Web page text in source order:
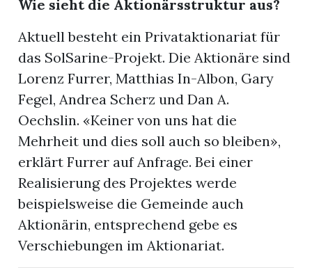
Wie sieht die Aktionärsstruktur aus?
Aktuell besteht ein Privataktionariat für
das SolSarine-Projekt. Die Aktionäre sind
Lorenz Furrer, Matthias In-Albon, Gary
Fegel, Andrea Scherz und Dan A.
Oechslin. «Keiner von uns hat die
Mehrheit und dies soll auch so bleiben»,
erklärt Furrer auf Anfrage. Bei einer
Realisierung des Projektes werde
beispielsweise die Gemeinde auch
Aktionärin, entsprechend gebe es
Verschiebungen im Aktionariat.